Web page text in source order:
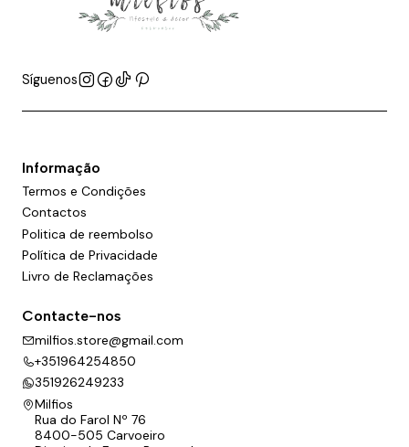
Síguenos
Informação
Termos e Condições
Contactos
Politica de reembolso
Política de Privacidade
Livro de Reclamações
Contacte-nos
milfios.store@gmail.com
+351964254850
351926249233
Milfios
Rua do Farol Nº 76
8400-505 Carvoeiro